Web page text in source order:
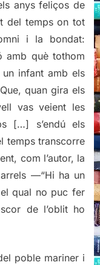
anys feliços de
del temps on tot
i la bondat:
amb què tothom
un infant amb els
quan gira els
vas veient les
[…] s’endú els
temps transcorre
com l’autor, la
—“Hi ha un
qual no puc fer
de l’oblit ho
poble mariner i